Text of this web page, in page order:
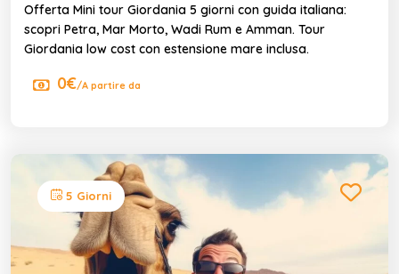
Offerta Mini tour Giordania 5 giorni con guida italiana:
scopri Petra, Mar Morto, Wadi Rum e Amman. Tour
Giordania low cost con estensione mare inclusa.
0€/A partire da
5 Giorni